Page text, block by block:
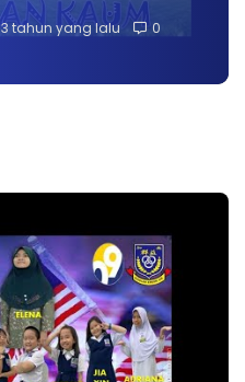
3 tahun yang lalu 0